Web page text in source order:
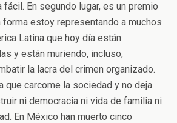
fácil. En segundo lugar, es un premio
forma estoy representando a muchos
Latina que hoy día están
y están muriendo, incluso,
la lacra del crimen organizado.
que carcome la sociedad y no deja
ni democracia ni vida de familia ni
En México han muerto cinco